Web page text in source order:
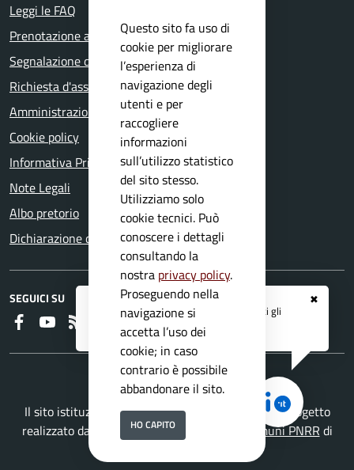
✖
Registrati ai serviziAPP IO
e ricevi tutti gli
aggiornamenti dall'Ente
Leggi le FAQ
Prenotazione appuntamento
Segnalazione disservizio
Richiesta d'assistenza
Amministrazione trasparente
Cookie policy
Informativa Privacy
Note Legali
Albo pretorio
Dichiarazione di accessibilità
SEGUICI SU
FaceboookYoutube
Il sito istituzionale del Comune di Nuvolera è un progetto
realizzato da
Secoval srlcon la Soluzione Comuni PNRR di
Questo sito fa uso di
cookie per migliorare
l’esperienza di
navigazione degli
utenti e per
raccogliere
informazioni
sull’utilizzo statistico
del sito stesso.
Utilizziamo solo
cookie tecnici. Può
conoscere i dettagli
consultando la
nostra privacy policy.
Proseguendo nella
navigazione si
accetta l’uso dei
cookie; in caso
contrario è possibile
abbandonare il sito.
HO CAPITO